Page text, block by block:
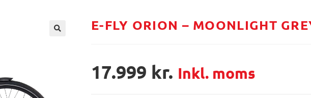
E-FLY ORION – MOONLIGHT
17.999 kr. Inkl. moms